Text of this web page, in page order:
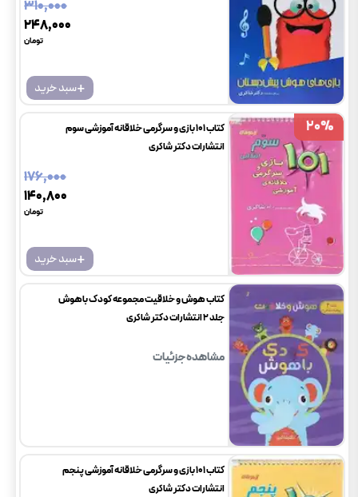
+سبد خرید
۳۱۰٬۰۰۰
۲۴۸٬۰۰۰
تومان
کتاب 101 بازی و سرگرمی خلاقانه آموزشی سوم
انتشارات دکتر شاکری
+سبد خرید
۱۷۶٬۰۰۰
۱۴۰٬۸۰۰
تومان
20%
20%
کتاب هوش و خلاقیت مجموعه کودک باهوش
جلد 2 انتشارات دکتر شاکری
مشاهده جزئیات
کتاب 101 بازی و سرگرمی خلاقانه آموزشی پنجم
انتشارات دکتر شاکری